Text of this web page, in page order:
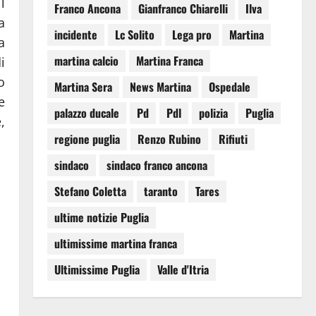
Franco Ancona Gianfranco Chiarelli
Ilva
incidente
Lc Solito Lega pro
Martina
martina calcio
Martina Franca
Martina Sera
News Martina
Ospedale
palazzo ducale
Pd Pdl polizia
Puglia
regione puglia
Renzo Rubino
Rifiuti
sindaco
sindaco franco ancona
Stefano Coletta
taranto
Tares
ultime notizie Puglia
ultimissime martina franca
Ultimissime Puglia
Valle d'Itria